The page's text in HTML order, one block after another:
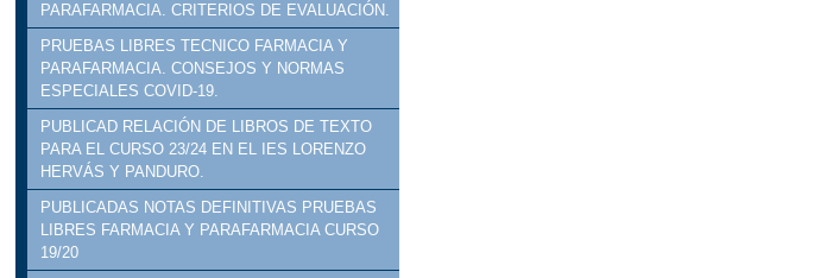
PARAFARMACIA. CRITERIOS DE EVALUACIÓN.
PRUEBAS LIBRES TECNICO FARMACIA Y
PARAFARMACIA. CONSEJOS Y NORMAS
ESPECIALES COVID-19.
PUBLICAD RELACIÓN DE LIBROS DE TEXTO
PARA EL CURSO 23/24 EN EL IES LORENZO
HERVÁS Y PANDURO.
PUBLICADAS NOTAS DEFINITIVAS PRUEBAS
LIBRES FARMACIA Y PARAFARMACIA CURSO
19/20